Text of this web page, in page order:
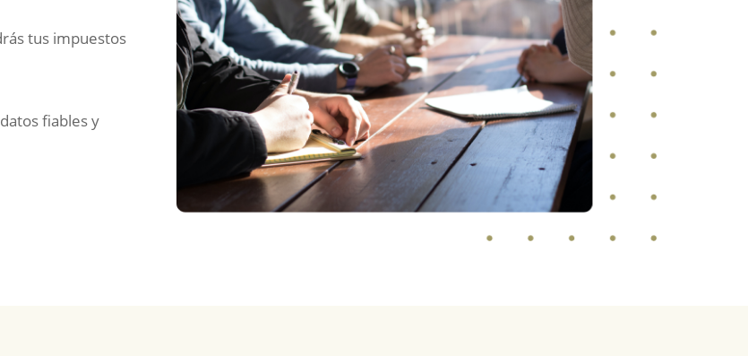
tus impuestos
fiables y